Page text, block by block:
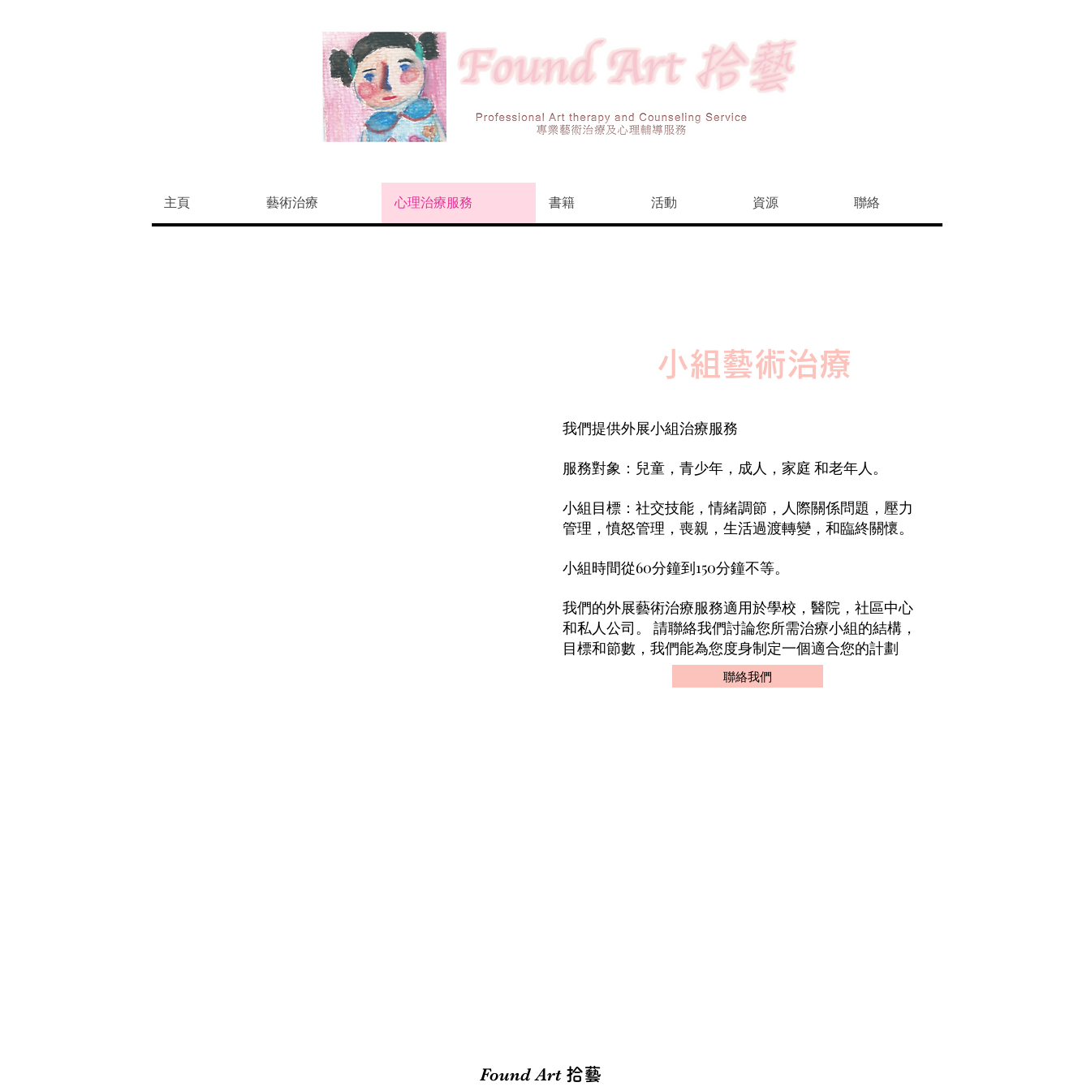
主頁 藝術治療 心理治療服務 書籍 活動 資源 聯絡
小組藝術治療
我們提供外展小組治療服務
服務對象：兒童，青少年，成人，家庭 和老年人。
小組目標：社交技能，情緒調節，人際關係問題，壓力
管理，憤怒管理，喪親，生活過渡轉變，和臨終關懷。
小組時間從60分鐘到150分鐘不等。
我們的外展藝術治療服務適用於學校，醫院，社區中心
和私人公司。 請聯絡我們討論您所需治療小組的結構，
目標和節數，我們能為您度身制定一個適合您的計劃
聯絡我們
Found Art 拾藝